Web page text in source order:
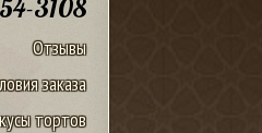
3108
Отзывы
заказа
тортов